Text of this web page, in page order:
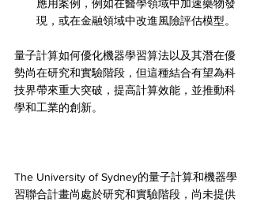
應用案例，例如在醫學領域中加速藥物發
現，或在金融領域中改進風險評估模型。
量子計算如何優化機器學習算法以及其潛在優
勢尚在研究和實驗階段，但這種結合有望為科
技界帶來重大突破，提高計算效能，並推動科
學和工業的創新。
The University of Sydney的量子計算和機器學
習聯合計畫尚處於研究和實驗階段，尚未提供